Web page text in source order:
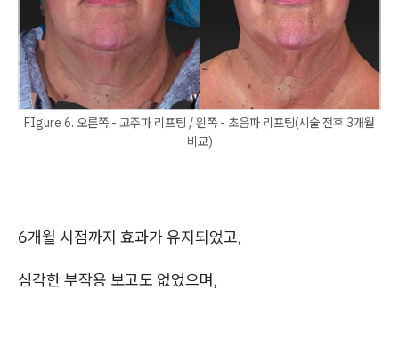
FIgure 6. 오른쪽 - 고주파 리프팅 / 왼쪽 - 초음파 리프팅(시술 전후 3개월
비교)
6개월 시점까지 효과가 유지되었고,
심각한 부작용 보고도 없었으며,